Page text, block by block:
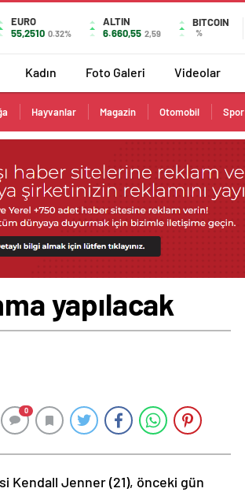
EURO
55,2510 0.32%
ALTIN
6.660,55 2,59
BITCOIN
%
Kadın Foto Galeri Videolar
Hayvanlar Magazin Otomobil Spor
yapılacak
0
Kendall Jenner (21), önceki gün